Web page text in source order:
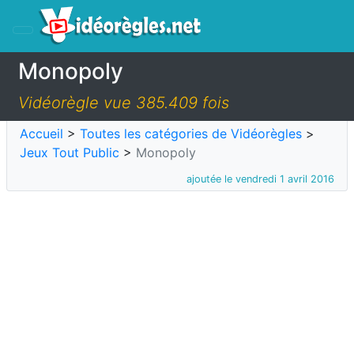
Monopoly
Vidéorègle vue 385.409 fois
Accueil > Toutes les catégories de Vidéorègles >
Jeux Tout Public > Monopoly
ajoutée le vendredi 1 avril 2016